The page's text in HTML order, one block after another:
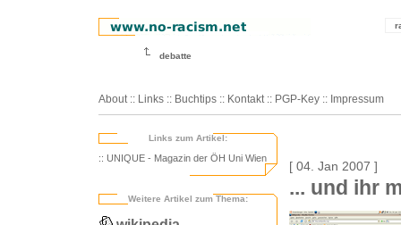
debatte
About :: Links :: Buchtips :: Kontakt :: PGP-Key :: Impressum
Links zum Artikel:
:: UNIQUE - Magazin der ÖH Uni Wien
Weitere Artikel zum Thema:
[ 04. Jan 2007 ]
... und ihr